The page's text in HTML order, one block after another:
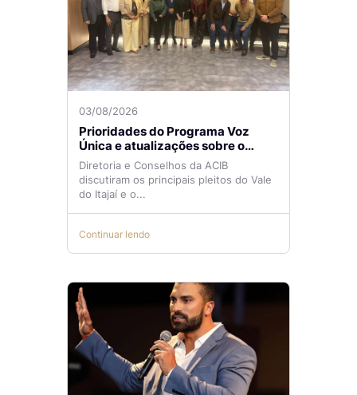
03/08/2026
Prioridades do Programa Voz
Única e atualizações sobre o
Aeroporto de Navegantes são
temas de reunião na ACIB
Diretoria e Conselhos da ACIB
discutiram os principais pleitos do Vale
do Itajaí e o...
Continuar lendo